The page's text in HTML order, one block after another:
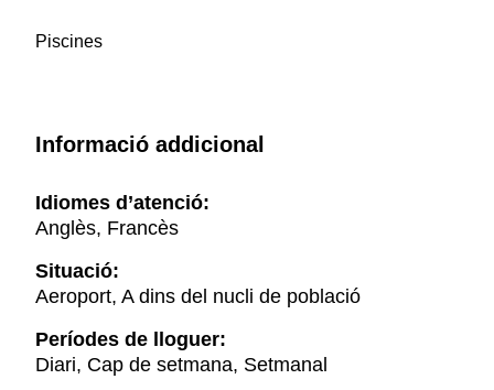
Piscines
Informació addicional
Idiomes d’atenció:
Anglès, Francès
Situació:
Aeroport, A dins del nucli de població
Períodes de lloguer:
Diari, Cap de setmana, Setmanal